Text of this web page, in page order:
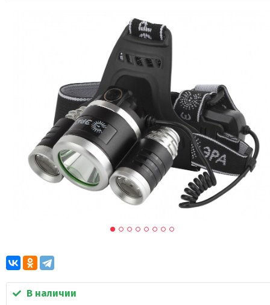
В наличии